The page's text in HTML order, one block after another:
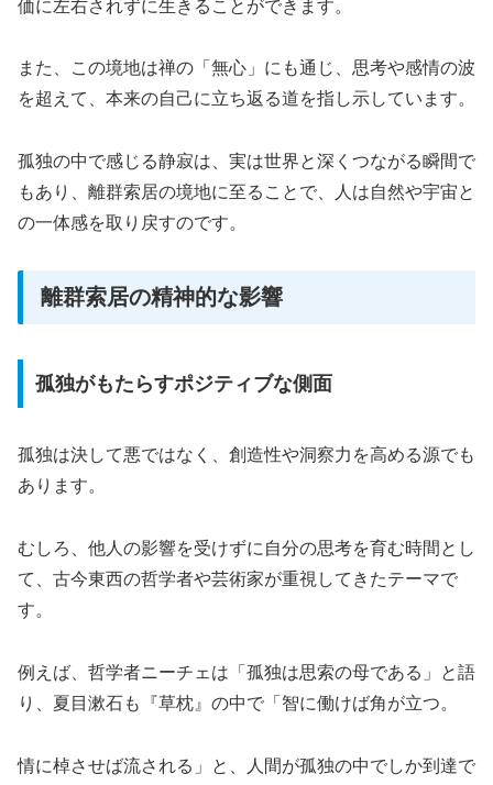
価に左右されずに生きることができます。
また、この境地は禅の「無心」にも通じ、思考や感情の波
を超えて、本来の自己に立ち返る道を指し示しています。
孤独の中で感じる静寂は、実は世界と深くつながる瞬間で
もあり、離群索居の境地に至ることで、人は自然や宇宙と
の一体感を取り戻すのです。
離群索居の精神的な影響
孤独がもたらすポジティブな側面
孤独は決して悪ではなく、創造性や洞察力を高める源でも
あります。
むしろ、他人の影響を受けずに自分の思考を育む時間とし
て、古今東西の哲学者や芸術家が重視してきたテーマで
す。
例えば、哲学者ニーチェは「孤独は思索の母である」と語
り、夏目漱石も『草枕』の中で「智に働けば角が立つ。
情に棹させば流される」と、人間が孤独の中でしか到達で